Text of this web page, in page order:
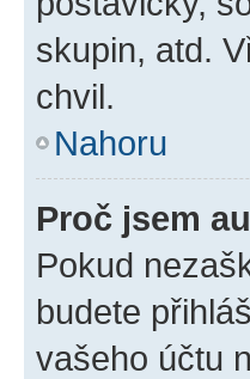
skupin, atd.
chvil.
Nahoru
Proč jsem
Pokud
budete
vašeho účtu